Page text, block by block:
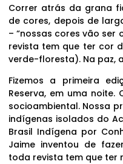
Correr atrás da grana
de cores, depois de
– “nossas cores vão ser
revista tem que ter cor
verde-floresta). Na paz,
Fizemos a primeira
Reserva, em uma
socioambiental. Nossa
indígenas isolados do
Brasil Indígena por
Jaime inventou de
toda revista tem que ter